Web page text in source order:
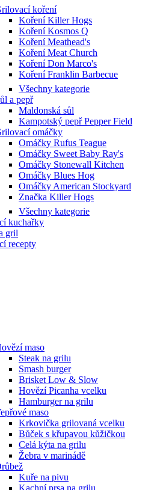
koření
Koření Killer Hogs
Koření Kosmos Q
Koření Meathead's
Koření Meat Church
Koření Don Marco's
Koření Franklin Barbecue
Všechny kategorie
a pepř
Maldonská sůl
Kampotský pepř Pepper Field
omáčky
Omáčky Rufus Teague
Omáčky Sweet Baby Ray's
Omáčky Stonewall Kitchen
Omáčky Blues Hog
Omáčky American Stockyard
Značka Killer Hogs
Všechny kategorie
kuchařky
gril
recepty
maso
Steak na grilu
Smash burger
Brisket Low & Slow
Hovězí Picanha vcelku
Hamburger na grilu
maso
Krkovička grilovaná vcelku
Bůček s křupavou kůžičkou
Celá kýta na grilu
Žebra v marinádě
Kuře na pivu
Kachní prsa na grilu